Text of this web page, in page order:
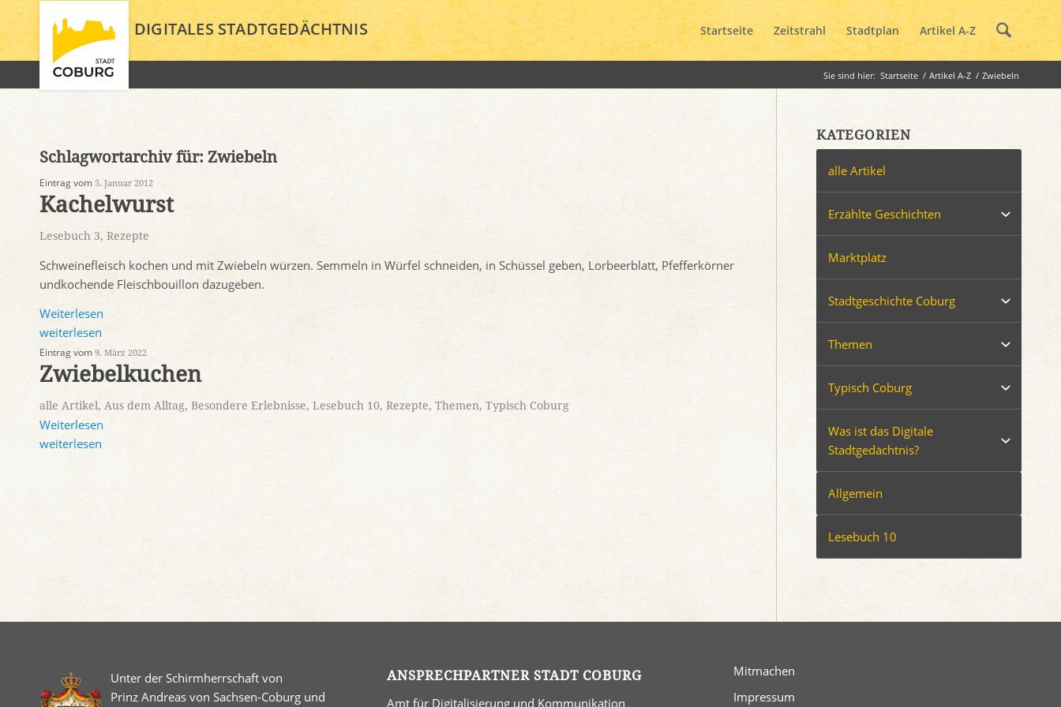
DIGITALES STADTGEDÄCHTNIS Startseite Zeitstrahl Stadtplan Artikel A-Z
Sie sind hier: Startseite / Artikel A-Z / Zwiebeln
Schlagwortarchiv für: Zwiebeln
Eintrag vom 5. Januar 2012
Kachelwurst
Lesebuch 3, Rezepte
Schweinefleisch kochen und mit Zwiebeln würzen. Semmeln in Würfel schneiden, in Schüssel geben, Lorbeerblatt, Pfefferkörner
undkochende Fleischbouillon dazugeben.
Weiterlesen
weiterlesen
Eintrag vom 9. März 2022
Zwiebelkuchen
alle Artikel, Aus dem Alltag, Besondere Erlebnisse, Lesebuch 10, Rezepte, Themen, Typisch Coburg
Weiterlesen
weiterlesen
KATEGORIEN
alle Artikel
Erzählte Geschichten
Marktplatz
Stadtgeschichte Coburg
Themen
Typisch Coburg
Was ist das Digitale
Stadtgedächtnis?
Allgemein
Lesebuch 10
Unter der Schirmherrschaft von
Prinz Andreas von Sachsen-Coburg und
ANSPRECHPARTNER STADT COBURG
Amt für Digitalisierung und Kommunikation
Mitmachen
Impressum